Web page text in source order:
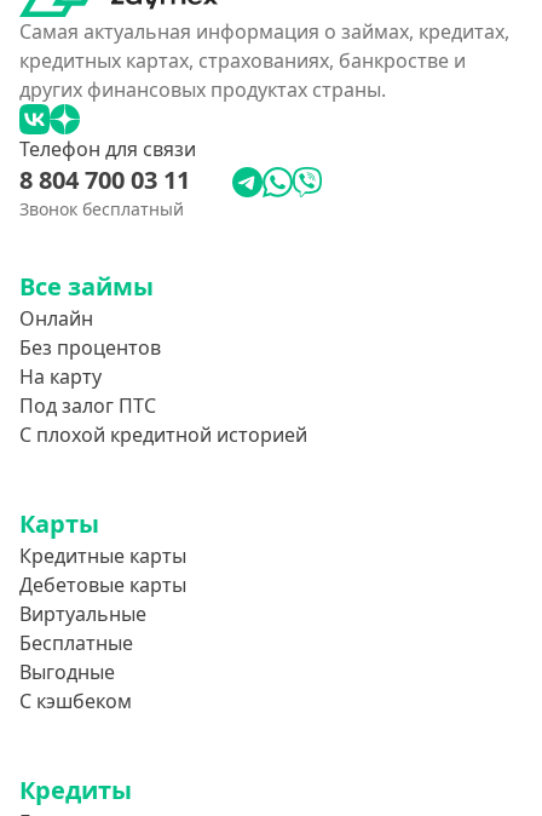
Самая актуальная информация о займах, кредитах,
кредитных картах, страхованиях, банкростве и
других финансовых продуктах страны.
Телефон для связи
8 804 700 03 11
Звонок бесплатный
Все займы
Онлайн
Без процентов
На карту
Под залог ПТС
С плохой кредитной историей
Карты
Кредитные карты
Дебетовые карты
Виртуальные
Бесплатные
Выгодные
С кэшбеком
Кредиты